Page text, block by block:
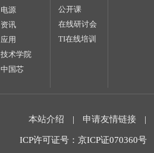
电源
资讯
应用
技术学院
中国芯
公开课
在线研讨会
TI在线培训
本站介绍 | 申请友情链接 |
ICP许可证号：京ICP证070360